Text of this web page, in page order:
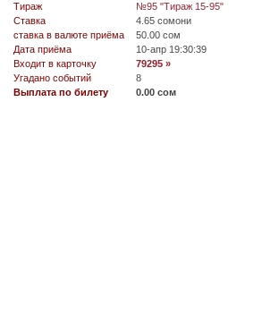
Tираж
№95 "Тираж 15-95"
Ставка
4.65 сомони
ставка в валюте приёма
50.00 сом
Дата приёма
10-апр 19:30:39
Входит в карточку
79295 »
Угадано событий
8
Выплата по билету
0.00 сом